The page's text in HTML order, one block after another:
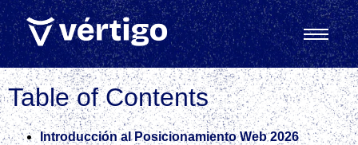
Table of Contents
Introducción al Posicionamiento Web 2026